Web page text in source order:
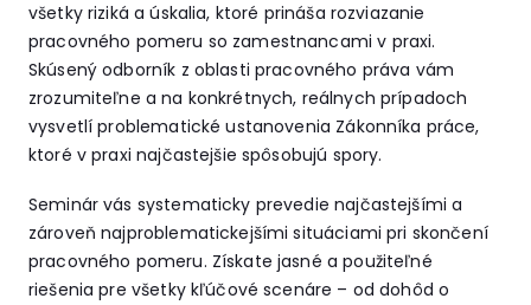
všetky riziká a úskalia, ktoré prináša rozviazanie
pracovného pomeru so zamestnancami v praxi.
Skúsený odborník z oblasti pracovného práva vám
zrozumiteľne a na konkrétnych, reálnych prípadoch
vysvetlí problematické ustanovenia Zákonníka práce,
ktoré v praxi najčastejšie spôsobujú spory.
Seminár vás systematicky prevedie najčastejšími a
zároveň najproblematickejšími situáciami pri skončení
pracovného pomeru. Získate jasné a použiteľné
riešenia pre všetky kľúčové scenáre – od dohôd o